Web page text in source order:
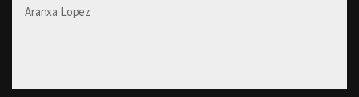
Aranxa Lopez